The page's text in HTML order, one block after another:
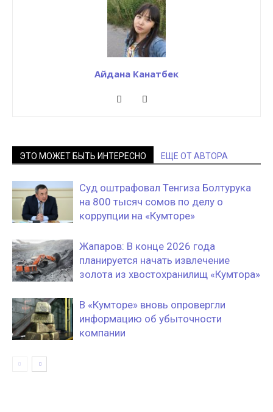
Айдана Канатбек
ЭТО МОЖЕТ БЫТЬ ИНТЕРЕСНО ЕЩЕ ОТ АВТОРА
Суд оштрафовал Тенгиза Болтурука
на 800 тысяч сомов по делу о
коррупции на «Кумторе»
Жапаров: В конце 2026 года
планируется начать извлечение
золота из хвостохранилищ «Кумтора»
В «Кумторе» вновь опровергли
информацию об убыточности
компании